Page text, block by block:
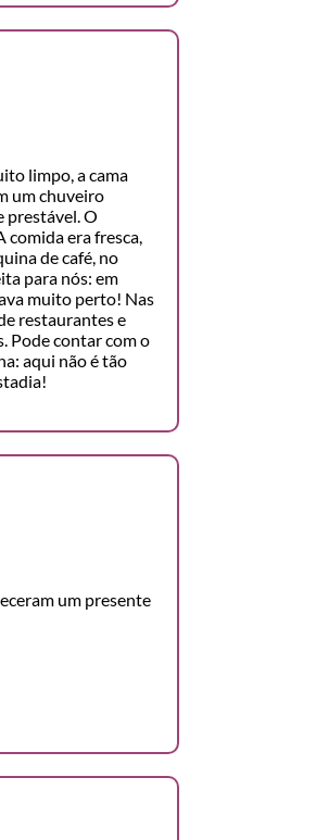
limpo, a cama
um chuveiro
prestável. O
comida era fresca,
de café, no
para nós: em
muito perto! Nas
restaurantes e
Pode contar com o
aqui não é tão
um presente